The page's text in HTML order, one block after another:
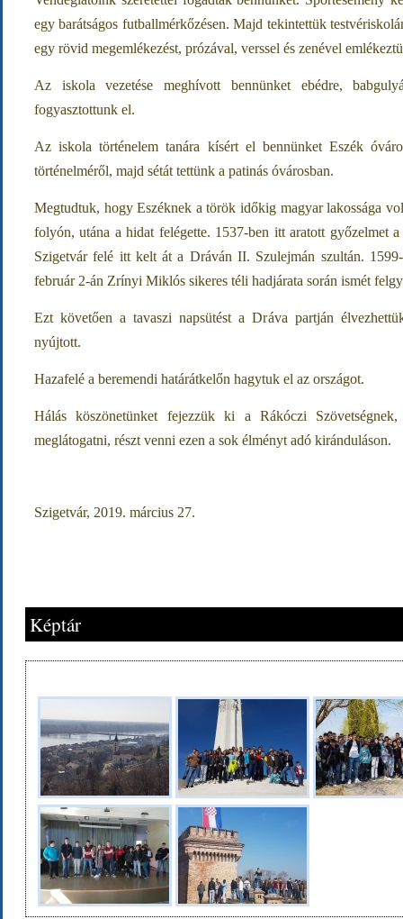
egy barátságos futballmérkőzésen. Majd tekintettük
egy rövid megemlékezést, prózával, verssel és zenével
Az iskola vezetése meghívott bennünket ebédre,
fogyasztottunk el.
Az iskola történelem tanára kísért el bennünket Eszék
történelméről, majd sétát tettünk a patinás óvárosban.
Megtudtuk, hogy Eszéknek a török időkig magyar lakossága
folyón, utána a hidat felégette. 1537-ben itt aratott győzelmet
Szigetvár felé itt kelt át a Dráván II. Szulejmán szultán.
február 2-án Zrínyi Miklós sikeres téli hadjárata során ismét
Ezt követően a tavaszi napsütést a Dráva partján
nyújtott.
Hazafelé a beremendi határátkelőn hagytuk el az országot.
Hálás köszönetünket fejezzük ki a Rákóczi
meglátogatni, részt venni ezen a sok élményt adó kiránduláson.
Szigetvár, 2019. március 27.
Képtár